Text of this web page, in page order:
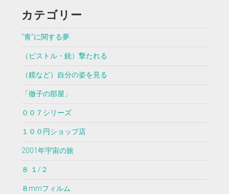
カテゴリー
”青”に関する夢
（ピストル・銃）撃たれる
（鏡など）自分の姿を見る
「徹子の部屋」
００７シリーズ
１００円ショップ店
2001年宇宙の旅
８ １/２
８mmフィルム